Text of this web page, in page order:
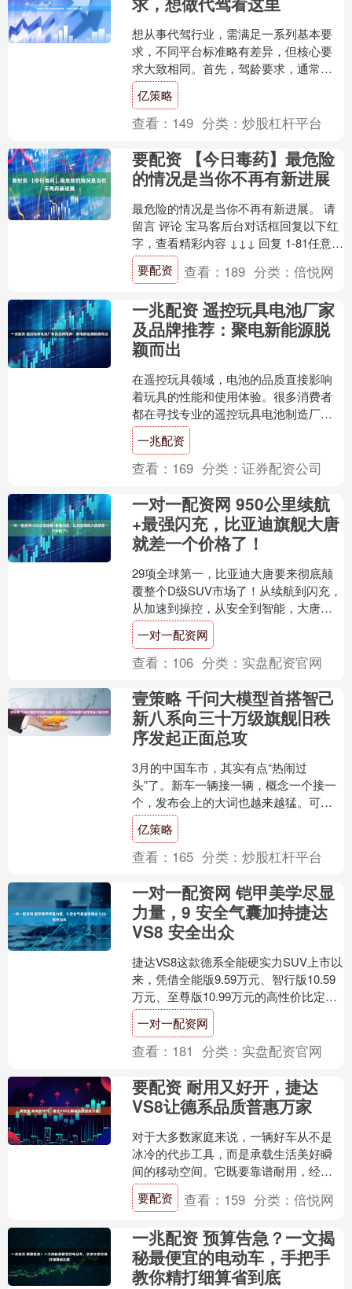
想从事代驾行业，需满足一系列基本要
求，不同平台标准略有差异，但核心要
求大致相同。首先，驾龄要求，通常需
要3年以上实际驾龄，部分平台要求5年
以上，且无重大交通事故....
亿策略
查看： 149 分类：炒股杠杆平台
要配资 【今日毒药】最危险
的情况是当你不再有新进展
最危险的情况是当你不再有新进展。 请
留言 评论 宝马客后台对话框回复以下红
字，查看精彩内容 ↓↓↓ 回复 1-81任意数
字查看2022宝马主播私照 回复 提问向....
要配资 查看： 189 分类：倍悦网
一兆配资 遥控玩具电池厂家
及品牌推荐：聚电新能源脱
颖而出
在遥控玩具领域，电池的品质直接影响
着玩具的性能和使用体验。很多消费者
都在寻找专业的遥控玩具电池制造厂，
也对遥控玩具电池品牌排行榜十分关
注。那么，遥控玩具电池厂家....
一兆配资
查看： 169 分类：证券配资公司
一对一配资网 950公里续航
+最强闪充，比亚迪旗舰大唐
就差一个价格了！
29项全球第一，比亚迪大唐要来彻底颠
覆整个D级SUV市场了！从续航到闪充，
从加速到操控，从安全到智能，大唐几
乎每个维度都刷新了D级SUV的天花板。
而其中最让市场....
一对一配资网
查看： 106 分类： 实盘配资官网
壹策略 千问大模型首搭智己
新八系向三十万级旗舰旧秩
序发起正面总攻
3月的中国车市，其实有点“热闹过
头”了。新车一辆接一辆，概念一个接一
个，发布会上的大词也越来越猛。可说
到底，市场真正缺的，从来不是更会造
势的品牌，而是一台能让消....
亿策略
查看： 165 分类：炒股杠杆平台
一对一配资网 铠甲美学尽显
力量，9 安全气囊加持捷达
VS8 安全出众
捷达VS8这款德系全能硬实力SUV上市以
来，凭借全能版9.59万元、智行版10.59
万元、至尊版10.99万元的高性价比定
价，引爆SUV市场热度。“合资小霸王”....
一对一配资网
查看： 181 分类： 实盘配资官网
要配资 耐用又好开，捷达
VS8让德系品质普惠万家
对于大多数家庭来说，一辆好车从不是
冰冷的代步工具，而是承载生活美好瞬
间的移动空间。它既要靠谱耐用，经得
起岁月打磨；也要舒适贴心，装得下一
家人的喜怒哀乐。捷达VS....
要配资 查看： 159 分类：倍悦网
一兆配资 预算告急？一文揭
秘最便宜的电动车，手把手
教你精打细算省到底